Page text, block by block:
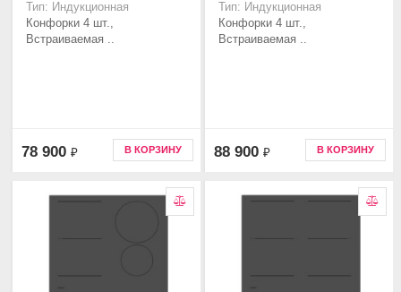
Тип: Индукционная
Конфорки 4 шт.,
Встраиваемая ..
78 900 ₽ В КОРЗИНУ
Тип: Индукционная
Конфорки 4 шт.,
Встраиваемая ..
88 900 ₽ В КОРЗИНУ